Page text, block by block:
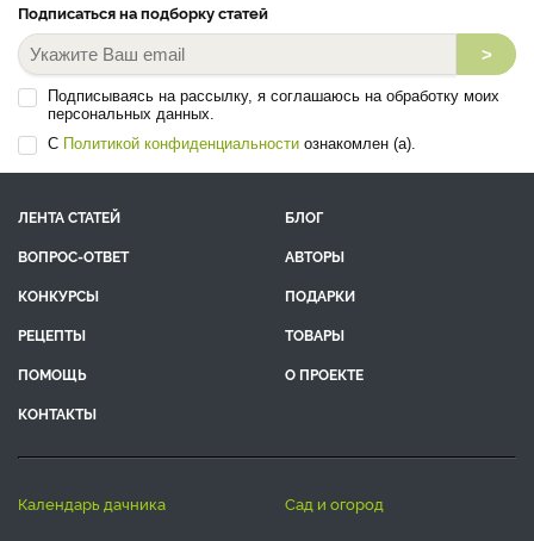
Подписаться на подборку статей
>
Подписываясь на рассылку, я соглашаюсь на обработку моих
персональных данных.
С Политикой конфиденциальности ознакомлен (а).
ЛЕНТА СТАТЕЙ
БЛОГ
ВОПРОС-ОТВЕТ
АВТОРЫ
КОНКУРСЫ
ПОДАРКИ
РЕЦЕПТЫ
ТОВАРЫ
ПОМОЩЬ
О ПРОЕКТЕ
КОНТАКТЫ
календарь дачника
сад и огород